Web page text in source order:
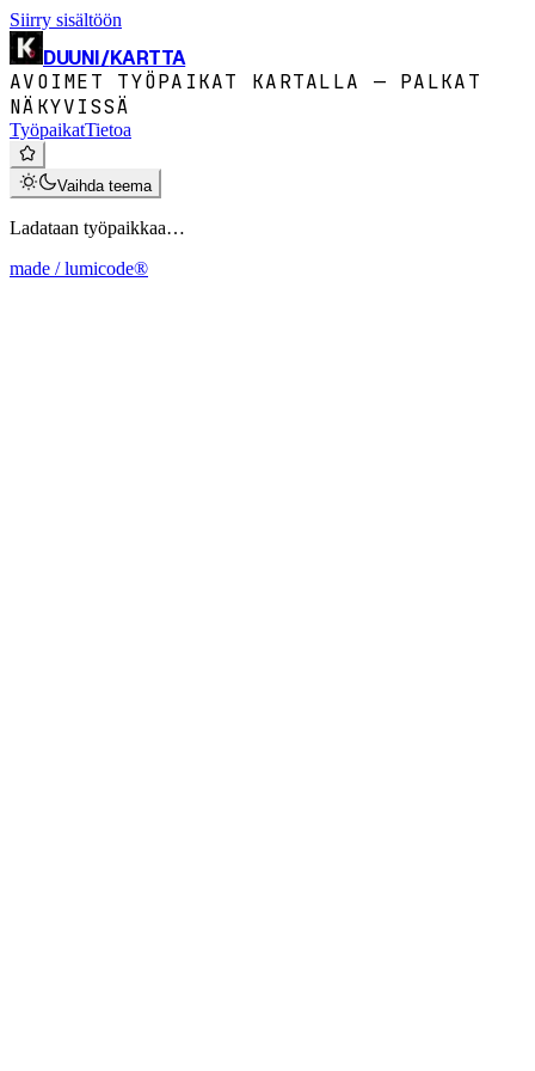
Siirry sisältöön
DUUNI/KARTTA
AVOIMET TYÖPAIKAT KARTALLA — PALKAT
NÄKYVISSÄ
TyöpaikatTietoa
Vaihda teema
Ladataan työpaikkaa…
made / lumicode®